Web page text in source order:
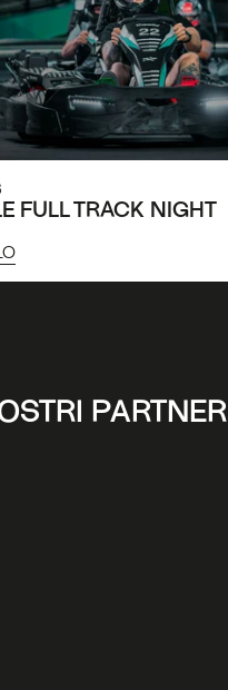
FULL TRACK NIGHT
PARTNER